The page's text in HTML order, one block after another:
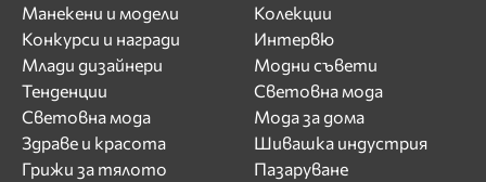
Манекени и модели
Конкурси и награди
Млади дизайнери
Тенденции
Световна мода
Здраве и красота
Грижи за тялото
Колекции
Интервю
Модни съвети
Световна мода
Мода за дома
Шивашка индустрия
Пазаруване